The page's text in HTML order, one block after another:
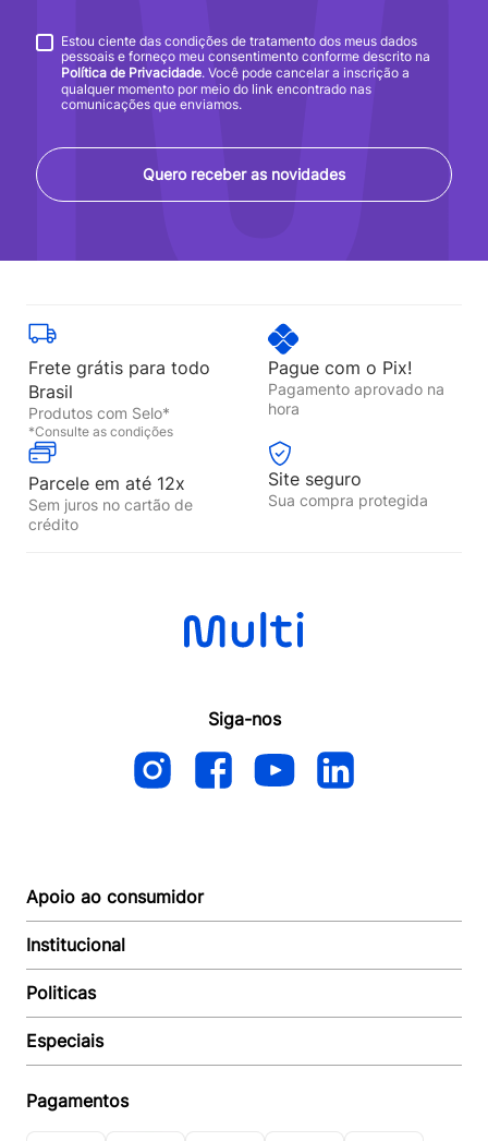
Quero receber as novidades
Estou ciente das condições de tratamento dos meus dados
pessoais e forneço meu consentimento conforme descrito na
Política de Privacidade. Você pode cancelar a inscrição a
qualquer momento por meio do link encontrado nas
comunicações que enviamos.
Frete grátis para todo
Brasil
Produtos com Selo*
*Consulte as condições
Pague com o Pix!
Pagamento aprovado na
hora
Parcele em até 12x
Sem juros no cartão de
crédito
Site seguro
Sua compra protegida
Siga-nos
Apoio ao consumidor
Autoatendimento
Suporte e reparo
Acompanhar Entrega
Baixe o APP
Institucional
Quem somos
Revendedor
Seja um Revendedor
Trabalhe conosco
Politicas
Política de Entrega
Política de Pagamento
Política de Privacidade
Especiais
Multicoin
Pagamentos